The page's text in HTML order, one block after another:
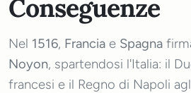
Conseguenze
Nel 1516, Francia e Spagna
Noyon, spartendosi l'Italia: il
francesi e il Regno di Napoli